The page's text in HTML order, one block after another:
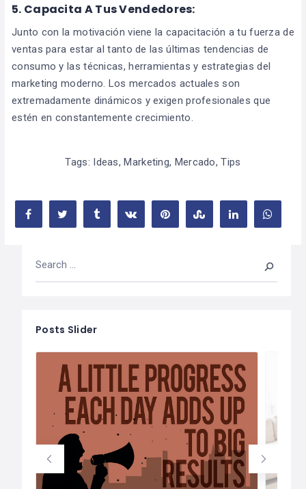
5. Capacita A Tus Vendedores:
Junto con la motivación viene la capacitación a tu fuerza de
ventas para estar al tanto de las últimas tendencias de
consumo y las técnicas, herramientas y estrategias del
marketing moderno. Los mercados actuales son
extremadamente dinámicos y exigen profesionales que
estén en constantemente crecimiento.
Tags: Ideas,Marketing, Mercado,Tips
Posts Slider